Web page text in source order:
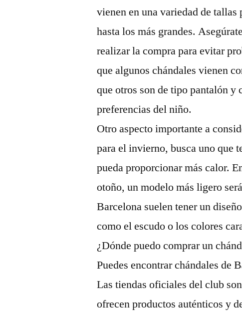
vienen en una variedad de tallas
hasta los más grandes.
realizar la compra para evitar
que algunos chándales vienen
que otros son de tipo pantalón y
preferencias del niño.
Otro aspecto importante a
para el invierno, busca uno que
pueda proporcionar más calor.
otoño, un modelo más ligero
Barcelona suelen tener un
como el escudo o los colores
¿Dónde puedo comprar un
Puedes encontrar chándales de
Las tiendas oficiales del club
ofrecen productos auténticos y